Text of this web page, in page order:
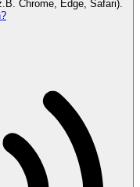
Chrome, Edge, Safari).